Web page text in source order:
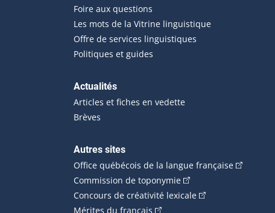
Foire aux questions
Les mots de la Vitrine linguistique
Offre de services linguistiques
Politiques et guides
Actualités
Articles et fiches en vedette
Brèves
Autres sites
Office québécois de la langue française(Cet
Commission de toponymie(Cet hyperlien externe
Concours de créativité lexicale(Cet hyperlien
Mérites du français (Cet hyperlien externe